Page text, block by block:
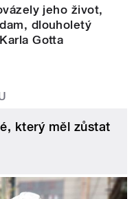
jeho život,
dlouholetý
Gotta
který měl zůstat